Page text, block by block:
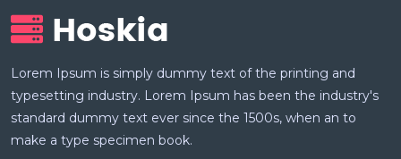
Lorem Ipsum is simply dummy text of the printing and
typesetting industry. Lorem Ipsum has been the industry's
standard dummy text ever since the 1500s, when an to
make a type specimen book.